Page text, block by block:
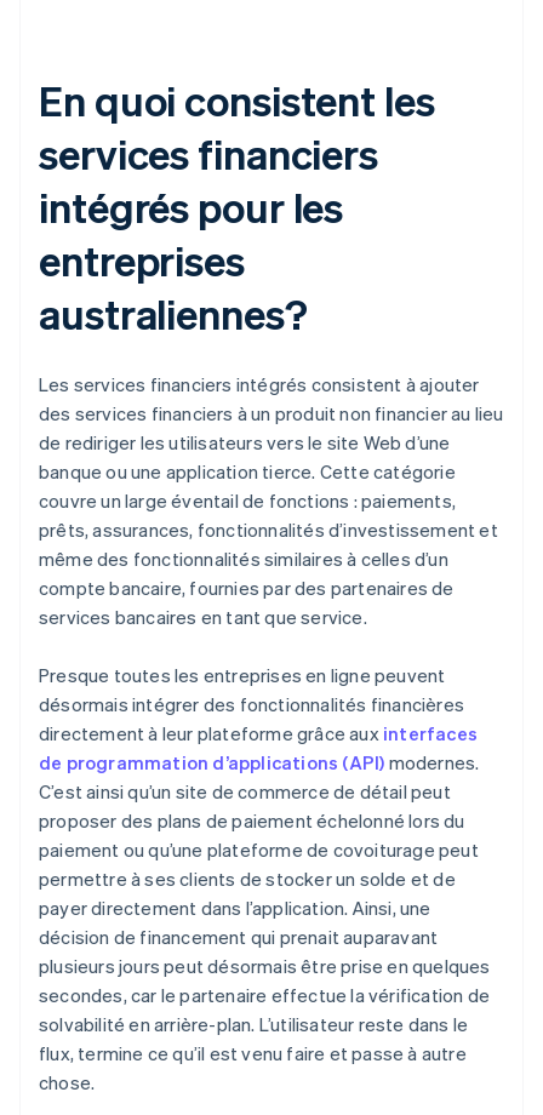
En quoi consistent les
services financiers
intégrés pour les
entreprises
australiennes?
Les services financiers intégrés consistent à ajouter
des services financiers à un produit non financier au lieu
de rediriger les utilisateurs vers le site Web d’une
banque ou une application tierce. Cette catégorie
couvre un large éventail de fonctions : paiements,
prêts, assurances, fonctionnalités d’investissement et
même des fonctionnalités similaires à celles d’un
compte bancaire, fournies par des partenaires de
services bancaires en tant que service.
Presque toutes les entreprises en ligne peuvent
désormais intégrer des fonctionnalités financières
directement à leur plateforme grâce aux interfaces
de programmation d’applications (API) modernes.
C’est ainsi qu’un site de commerce de détail peut
proposer des plans de paiement échelonné lors du
paiement ou qu’une plateforme de covoiturage peut
permettre à ses clients de stocker un solde et de
payer directement dans l’application. Ainsi, une
décision de financement qui prenait auparavant
plusieurs jours peut désormais être prise en quelques
secondes, car le partenaire effectue la vérification de
solvabilité en arrière-plan. L’utilisateur reste dans le
flux, termine ce qu’il est venu faire et passe à autre
chose.